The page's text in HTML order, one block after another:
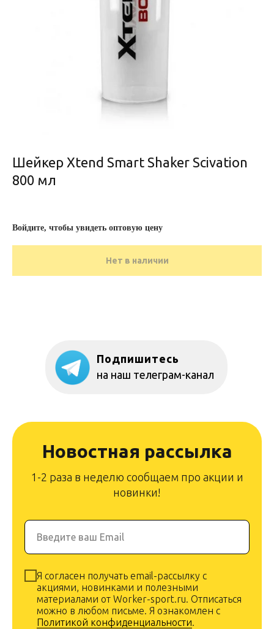
Шейкер Xtend Smart Shaker Scivation
800 мл
Войдите, чтобы увидеть оптовую цену
Нет в наличии
Подпишитесь
на наш телеграм-канал
Новостная рассылка
1-2 раза в неделю сообщаем про акции и
новинки!
Введите ваш Email
Я согласен получать email-рассылку с
акциями, новинками и полезными
материалами от Worker-sport.ru. Отписаться
можно в любом письме. Я ознакомлен с
Политикой конфиденциальности.